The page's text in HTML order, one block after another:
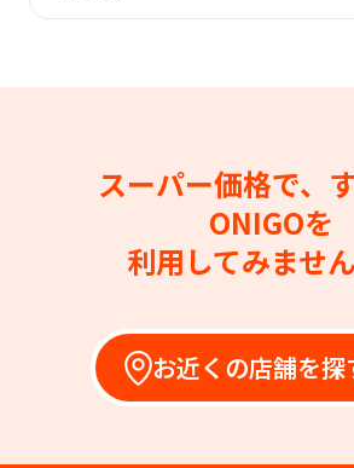
スーパー価格で、
ONIGOを
利用してみませ
お近くの店舗を探